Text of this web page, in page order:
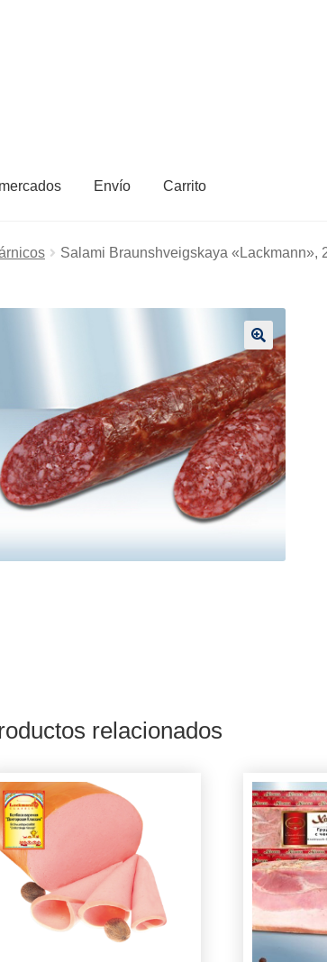
Envío Carrito
Salami Braunshveigskaya «Lackmann»,
🔍
relacionados